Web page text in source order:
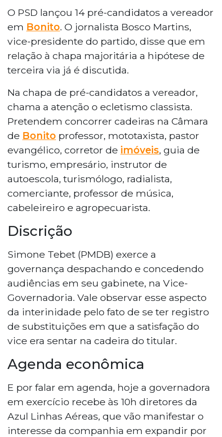
O PSD lançou 14 pré-candidatos a vereador
em Bonito. O jornalista Bosco Martins,
vice-presidente do partido, disse que em
relação à chapa majoritária a hipótese de
terceira via já é discutida.
Na chapa de pré-candidatos a vereador,
chama a atenção o ecletismo classista.
Pretendem concorrer cadeiras na Câmara
de Bonito professor, mototaxista, pastor
evangélico, corretor de imóveis, guia de
turismo, empresário, instrutor de
autoescola, turismólogo, radialista,
comerciante, professor de música,
cabeleireiro e agropecuarista.
Discrição
Simone Tebet (PMDB) exerce a
governança despachando e concedendo
audiências em seu gabinete, na Vice-
Governadoria. Vale observar esse aspecto
da interinidade pelo fato de se ter registro
de substituições em que a satisfação do
vice era sentar na cadeira do titular.
Agenda econômica
E por falar em agenda, hoje a governadora
em exercício recebe às 10h diretores da
Azul Linhas Aéreas, que vão manifestar o
interesse da companhia em expandir por